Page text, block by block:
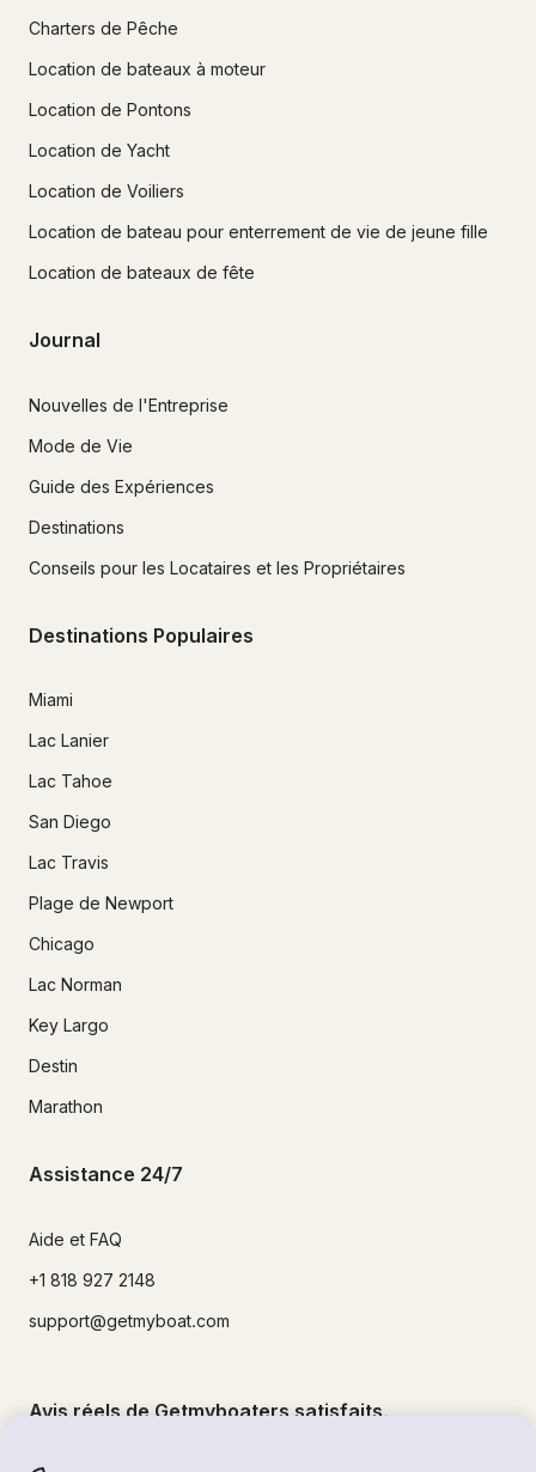
Charters de Pêche
Location de bateaux à moteur
Location de Pontons
Location de Yacht
Location de Voiliers
Location de bateau pour enterrement de vie de jeune fille
Location de bateaux de fête
Journal
Nouvelles de l'Entreprise
Mode de Vie
Guide des Expériences
Destinations
Conseils pour les Locataires et les Propriétaires
Destinations Populaires
Miami
Lac Lanier
Lac Tahoe
San Diego
Lac Travis
Plage de Newport
Chicago
Lac Norman
Key Largo
Destin
Marathon
Assistance 24/7
Aide et FAQ
+1 818 927 2148
support@getmyboat.com
Avis réels de Getmyboaters satisfaits.